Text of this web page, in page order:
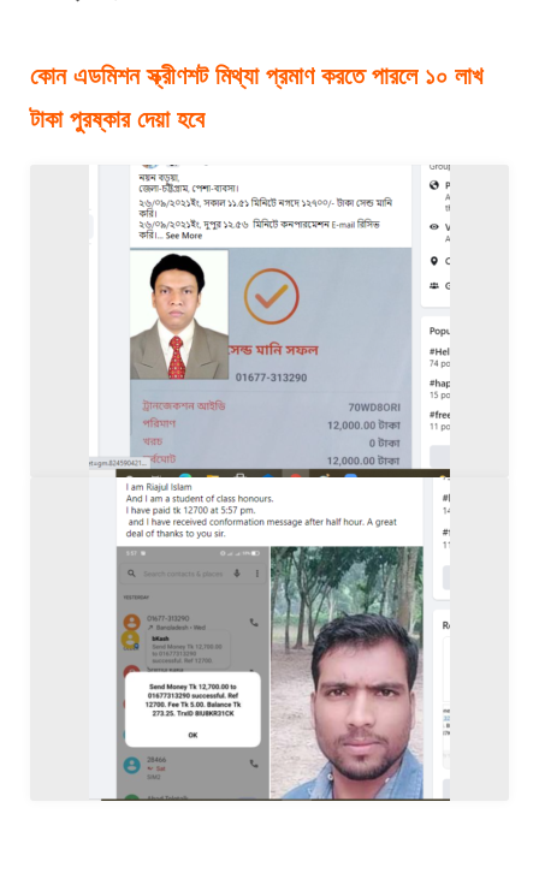
কোন এডমিশন স্ক্রীণশট মিথ্যা প্রমাণ করতে পারলে ১০ লাখ
টাকা পুরষ্কার দেয়া হবে